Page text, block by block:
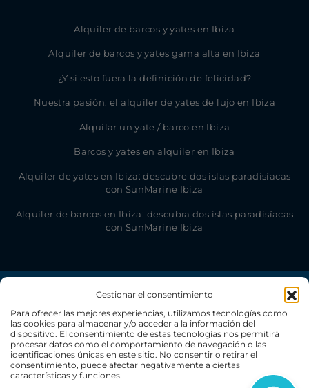
Gestionar el consentimiento
Para ofrecer las mejores experiencias, utilizamos tecnologías como
las cookies para almacenar y/o acceder a la información del
dispositivo. El consentimiento de estas tecnologías nos permitirá
procesar datos como el comportamiento de navegación o las
identificaciones únicas en este sitio. No consentir o retirar el
consentimiento, puede afectar negativamente a ciertas
características y funciones.
Alquiler de barcos y yates en Ibiza
Alquiler de barcos y yates gama alta en Ibiza
¿Y si esto fuera la definición de felicidad?
Nuestra pasión: el alquiler de yates de lujo en Ibiza
Alquilar un yate / barco en Ibiza
Barcos y yates en alquiler en Ibiza
Alquiler de yates en Ibiza: descubre dos islas paradisíacas
con SunMarine Ibiza
Alquiler de barcos en Ibiza: descubra dos islas paradisíacas
con SunMarine Ibiza